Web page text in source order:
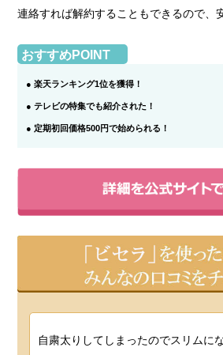
連絡すれば解約することもできるので、
おすすめPOINT
● 楽天ランキング1位を獲得！
● テレビの特集でも紹介された！
● 定期初回価格500円で始められる！
自粛太りしてしまったのでスリムに